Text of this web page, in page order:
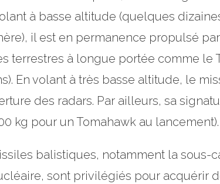
à basse altitude (quelques
il est en permanence propulsé
terrestres à longue portée comme le
En volant à très basse altitude, le
des radars. Par ailleurs, sa
kg pour un Tomahawk au lancement).
balistiques, notamment la
sont privilégiés pour acquérir